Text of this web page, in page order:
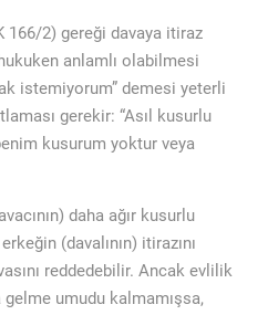
166/2) gereği davaya itiraz
anlamlı olabilmesi
istemiyorum” demesi yeterli
gerekir: “Asıl kusurlu
kusurum yoktur veya
daha ağır kusurlu
(davalının) itirazını
reddedebilir. Ancak evlilik
umudu kalmamışsa,